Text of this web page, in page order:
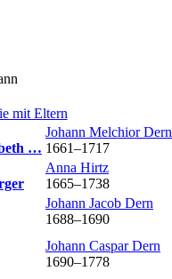
mit Eltern
…
Johann MelchiorDern
1661–1717
Anna Hirtz
1665–1738
Johann Jacob Dern
1688–1690
Johann CasparDern
1690–1778